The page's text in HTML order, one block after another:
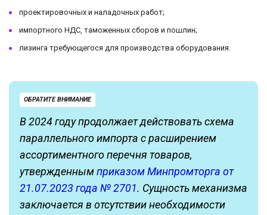
проектировочных и наладочных работ;
импортного НДС, таможенных сборов и пошлин;
лизинга требующегося для производства оборудования.
ОБРАТИТЕ ВНИМАНИЕ
В 2024 году продолжает действовать схема
параллельного импорта с расширением
ассортиментного перечня товаров,
утвержденнымприказом Минпромторга от
21.07.2023 года № 2701. Сущность механизма
заключается в отсутствии необходимости